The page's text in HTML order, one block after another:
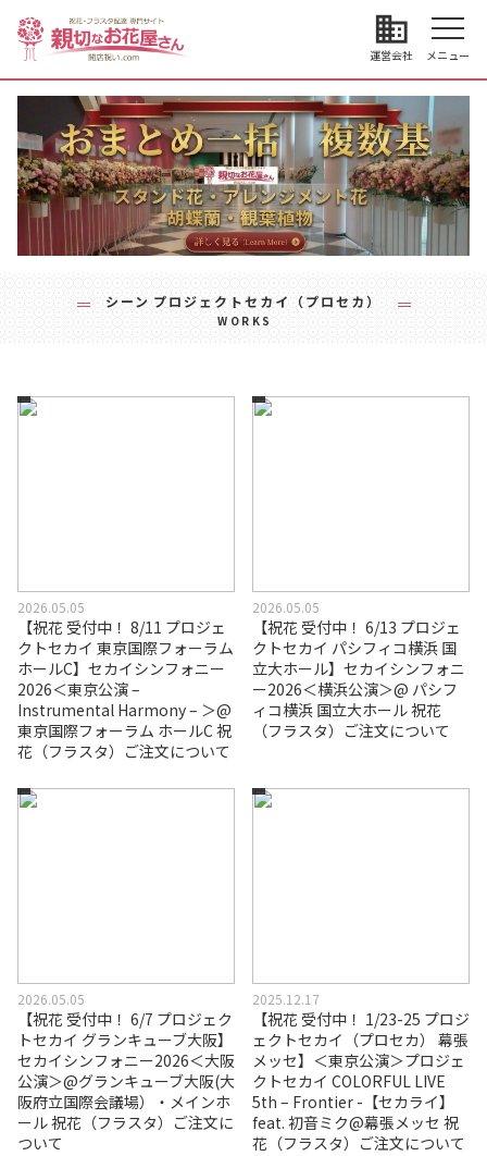
business
運営会社 メニュー
シーン プロジェクトセカイ（プロセカ）
WORKS
2026.05.05
【祝花 受付中！ 8/11 プロジェ
クトセカイ 東京国際フォーラム
ホールC】セカイシンフォニー
2026＜東京公演 –
Instrumental Harmony – ＞@
東京国際フォーラム ホールC 祝
花（フラスタ）ご注文について
2026.05.05
【祝花 受付中！ 6/13 プロジェ
クトセカイ パシフィコ横浜 国
立大ホール】セカイシンフォニ
ー2026＜横浜公演＞@ パシフ
ィコ横浜 国立大ホール 祝花
（フラスタ）ご注文について
2026.05.05
【祝花 受付中！ 6/7 プロジェク
トセカイ グランキューブ大阪】
セカイシンフォニー2026＜大阪
公演＞@グランキューブ大阪(大
阪府立国際会議場）・メインホ
ール 祝花（フラスタ）ご注文に
ついて
2025.12.17
【祝花 受付中！ 1/23-25 プロジ
ェクトセカイ（プロセカ） 幕張
メッセ】＜東京公演＞プロジェ
クトセカイ COLORFUL LIVE
5th – Frontier -【セカライ】
feat. 初音ミク@幕張メッセ 祝
花（フラスタ）ご注文について